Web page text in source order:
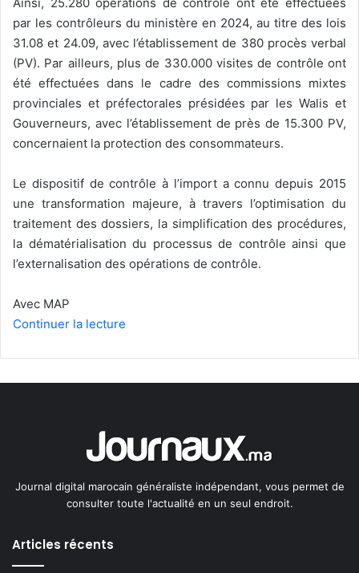
par les contrôleurs du ministère en 2024, au titre des lois
31.08 et 24.09, avec l’établissement de 380 procès verbal
(PV). Par ailleurs, plus de 330.000 visites de contrôle ont
été effectuées dans le cadre des commissions mixtes
provinciales et préfectorales présidées par les Walis et
Gouverneurs, avec l’établissement de près de 15.300 PV,
concernaient la protection des consommateurs.
Le dispositif de contrôle à l’import a connu depuis 2015
une transformation majeure, à travers l’optimisation du
traitement des dossiers, la simplification des procédures,
la dématérialisation du processus de contrôle ainsi que
l’externalisation des opérations de contrôle.
Avec MAP
Continuer la lecture
Journal digital marocain généraliste indépendant, vous permet de
consulter toute l'actualité en un seul endroit.
Articles récents